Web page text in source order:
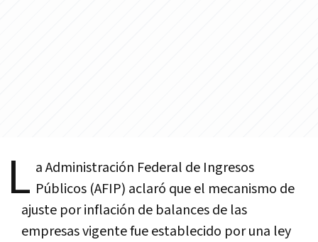
L a Administración Federal de Ingresos
Públicos (AFIP) aclaró que el mecanismo de
ajuste por inflación de balances de las
empresas vigente fue establecido por una ley